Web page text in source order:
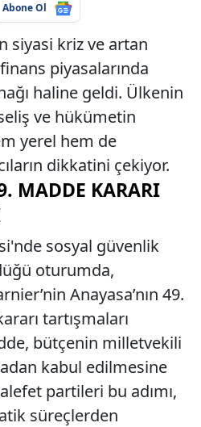
Abone Ol
siyasi kriz ve artan
piyasalarında
haline geldi. Ülkenin
ve hükümetin
yerel hem de
dikkatini çekiyor.
MADDE KARARI
sosyal güvenlik
oturumda,
Anayasa’nın 49.
tartışmaları
bütçenin milletvekili
kabul edilmesine
partileri bu adımı,
süreçlerden